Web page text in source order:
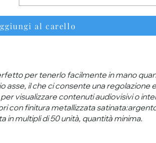
al carello
per tenerlo facilmente in mano
asse, il che ci consente una regolazione
visualizzare contenuti audiovisivi o
con finitura metallizzata
in multipli di 50 unità, quantità minima.